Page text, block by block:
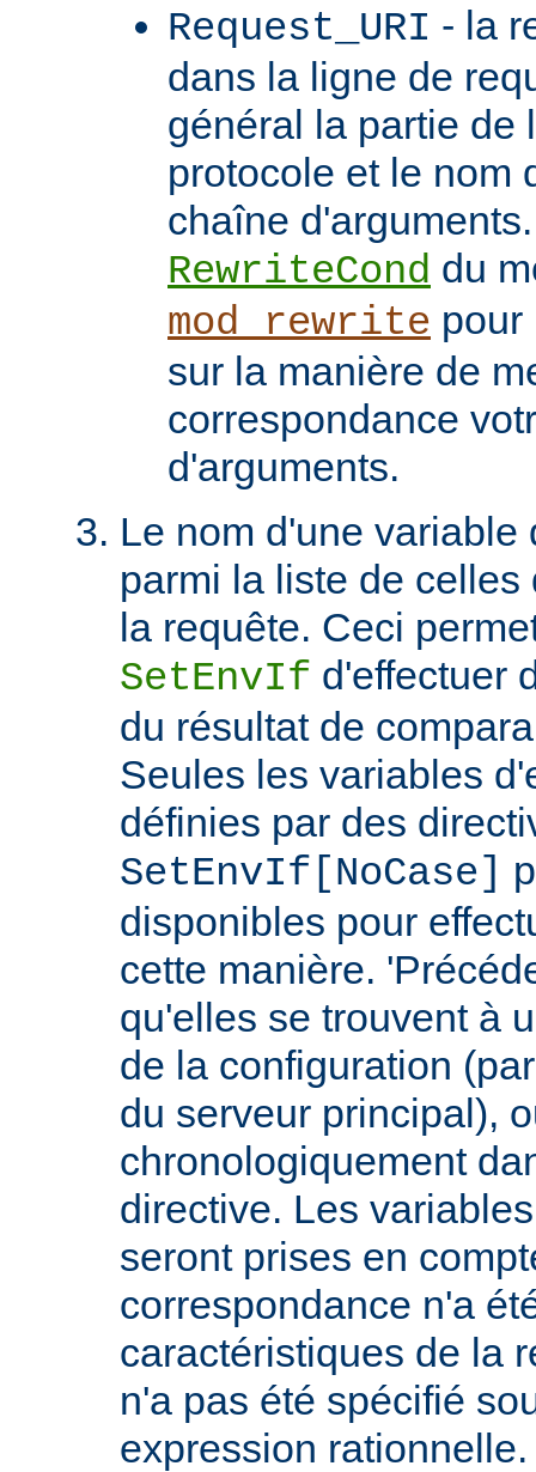
Request_URI - la
dans la ligne de
général la partie de
protocole et le nom
chaîne
RewriteCond du
mod_rewrite pour
sur la manière de
correspondance
d'arguments.
Le nom d'une variable
parmi la liste de
la requête. Ceci
SetEnvIf d'effectuer
du résultat de
Seules les variables
définies par des
SetEnvIf[NoCase]
disponibles pour
cette manière.
qu'elles se trouvent à
de la configuration
du serveur principal),
chronologiquement
directive. Les
seront prises en
correspondance n'a
caractéristiques de la
n'a pas été spécifié
expression rationnelle.